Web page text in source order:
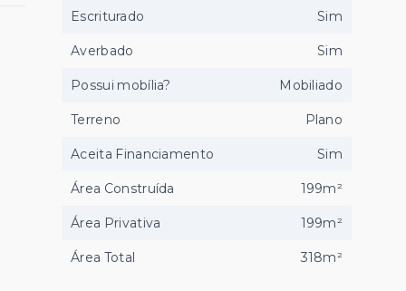
Escriturado Sim
Averbado Sim
Possui mobília? Mobiliado
Terreno Plano
Aceita Financiamento Sim
Área Construída 199m²
Área Privativa 199m²
Área Total 318m²